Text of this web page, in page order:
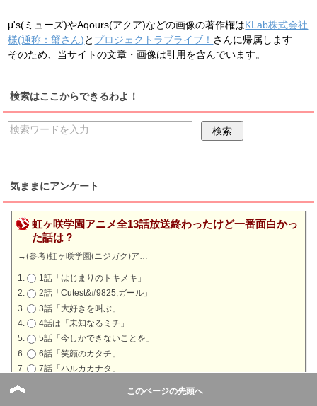
μ's(ミューズ)やAqours(アクア)などの画像の著作権はKLab株式会社
様(通称：蟹さん)と プロジェクトラブライブ！ さんに帰属します
そのため、当サイトの文章・画像は引用を含んでいます。
検索はここからできるわよ！
気ままにアンケート
虹ヶ咲学園アニメ全13話放送終わったけど一番面白かっ
た話は？
→(参考)虹ヶ咲学園(ニジガク)ア…
1話「はじまりのトキメキ」
2話「Cutest&#9825;ガール」
3話「大好きを叫ぶ」
4話は「未知なるミチ」
5話「今しかできないことを」
6話「笑顔のカタチ」
7話「ハルカカナタ」
このページの先頭へ